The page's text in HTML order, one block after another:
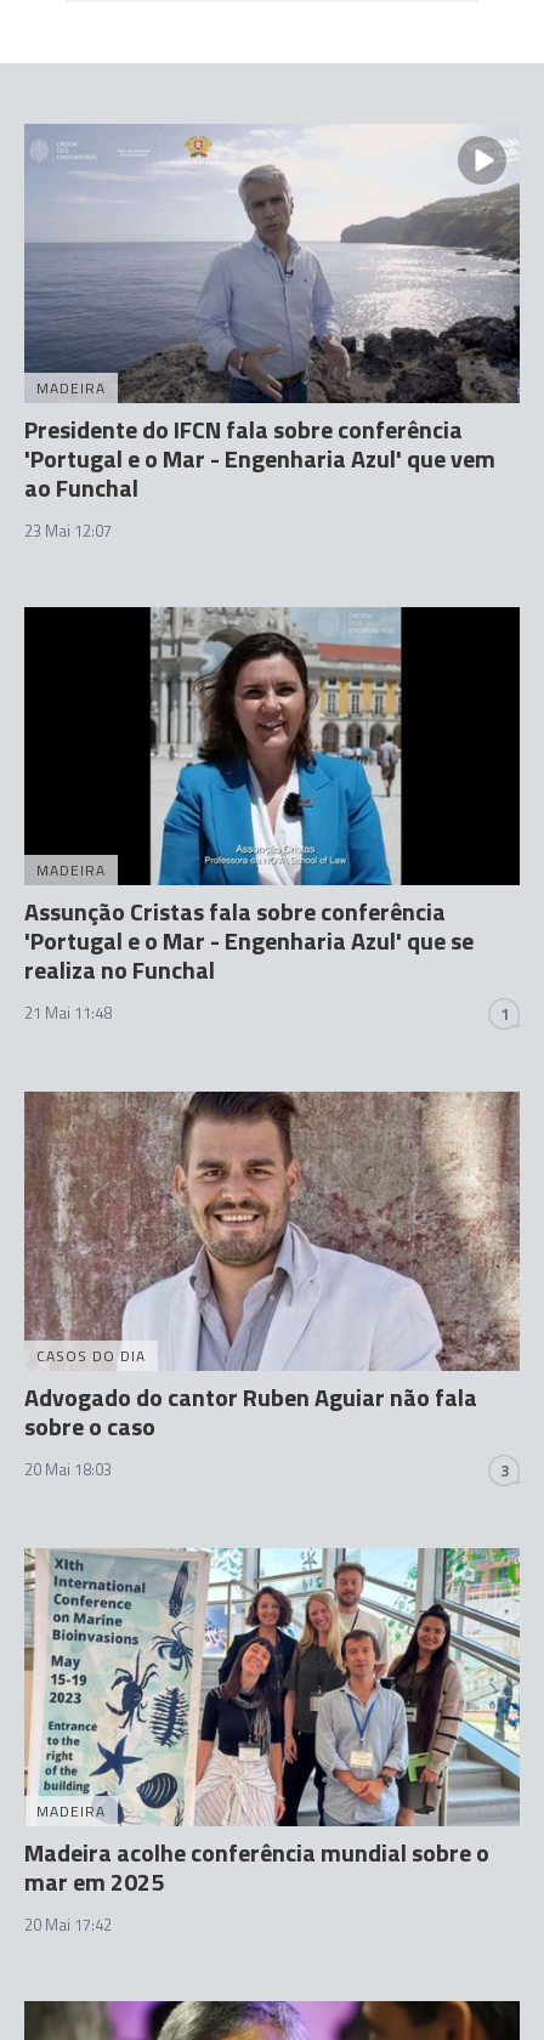
MADEIRA
Presidente do IFCN fala sobre conferência
'Portugal e o Mar - Engenharia Azul' que vem
ao Funchal
23 Mai 12:07
MADEIRA
Assunção Cristas fala sobre conferência
'Portugal e o Mar - Engenharia Azul' que se
realiza no Funchal
21 Mai 11:48 1
CASOS DO DIA
Advogado do cantor Ruben Aguiar não fala
sobre o caso
20 Mai 18:03 3
MADEIRA
Madeira acolhe conferência mundial sobre o
mar em 2025
20 Mai 17:42